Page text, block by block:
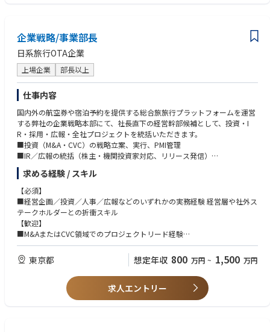
だ沢山ございます。
また、GIS及び空間情報において、潜在的なニーズ・シーズが無数に眠っ
ている中、新領域の案件創出を加速させたいと考えております。
▍具体的な業務内容
・新規事業の企画立案
・市場・顧客ニーズの仮説検証
・収支計画・事業計画作成
・PoC推進・外部折衝
▍ポジションの魅力
・安定した経営基盤
オリックス株式会社が出資しており、官公庁や自治体をコア・クライアン
トとしているため、取引基盤は盤石で、創業以来42期連続で黒字経営の実
現が出来ています。
・社会インフラに貢献
GIS（Geographic Information System）は、地理情報システムのことで、
「地理情報および付加情報をコンピュータ上で作成・保存・利用・管理・
表示・検索」等を可能にするシステムになります。私たちの生活に必要不
可欠な存在で、社会インフラ／ビジネス／オートモーティブ／製造・建築
ンメント等、様々な分野で活用されています。
・起業・事業プロデューサータイプ
・自走して事業を形にできる人物
企業戦略/事業部長
日系旅行OTA企業
上場企業 部長以上
仕事内容
国内外の航空券や宿泊予約を提供する総合旅旅行プラットフォームを運営
する弊社の企業戦略本部にて、社長直下の経営幹部候補として、投資・I
R・採用・広報・全社プロジェクトを統括いただきます。
■投資（M&A・CVC）の戦略立案、実行、PMI管理
■IR／広報の統括（株主・機関投資家対応、リリース発信）
■人事・採用・組織開発における方針策定
■全社横断プロジェクトの企画・推進
■経営層へのレポーティング、意思決定支援
■メンバー育成・マネジメントなど
求める経験 / スキル
【必須】
■経営企画／投資／人事／広報などのいずれかの実務経験 経営層や社外ス
テークホルダーとの折衝スキル
【歓迎】
■M&AまたはCVC領域でのプロジェクトリード経験
■上場企業またはスタートアップでの経営戦略立案経験
■高い当事者意識・実行力・リーダーシップをお持ちの方
東京都 想定年収 800 万円 ~ 1,500 万円
求人エントリー